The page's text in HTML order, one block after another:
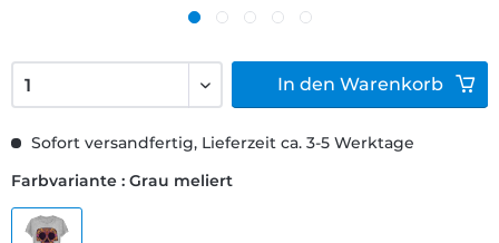
Sofort versandfertig, Lieferzeit ca. 3-5 Werktage
Farbvariante : Grau meliert
In den Warenkorb